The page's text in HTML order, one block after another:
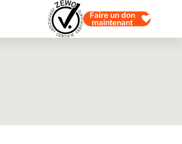
Faire un don
maintenant